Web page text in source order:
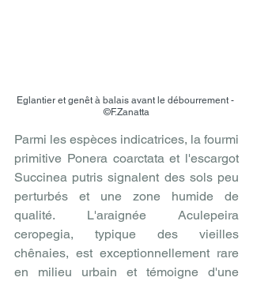
Eglantier et genêt à balais avant le débourrement -
©F.Zanatta
Parmi les espèces indicatrices, la fourmi
primitive Ponera coarctata et l'escargot
Succinea putris signalent des sols peu
perturbés et une zone humide de
qualité. L'araignée Aculepeira
ceropegia, typique des vieilles
chênaies, est exceptionnellement rare
en milieu urbain et témoigne d'une